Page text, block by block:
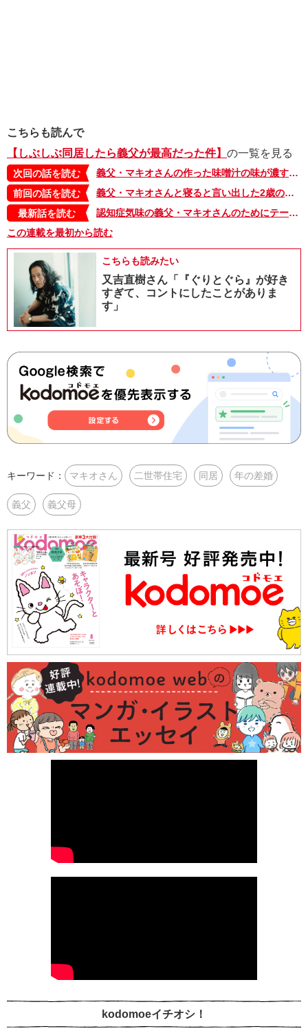
こちらも読んで
【しぶしぶ同居したら義父が最高だった件】 の一覧を見る
次回の話を読む
義父・マキオさんの作った味噌汁の味が濃すぎる、という夫。私の作ったカレーや煮物にしょうゆをかけたことあるのに…【しぶしぶ同居したら義父が最高だった件・76】
前回の話を読む
義父・マキオさんと寝ると言い出した2歳のもこた。本当に大丈夫か、夜中に見てみたら…【しぶしぶ同居したら義父が最高だった件・74】
最新話を読む
認知症気味の義父・マキオさんのためにテーブルに置いた味噌汁がいつの間にか…【しぶしぶ同居したら義父が最高だった件・103】
この連載を最初から読む
こちらも読みたい
又吉直樹さん「『ぐりとぐら』が好き
すぎて、コントにしたことがありま
す」
キーワード： マキオさん 二世帯住宅 同居 年の差婚
義父 義父母
kodomoeイチオシ！